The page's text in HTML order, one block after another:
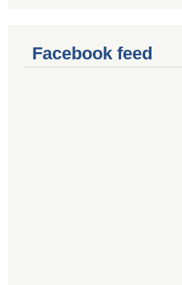
Facebook feed